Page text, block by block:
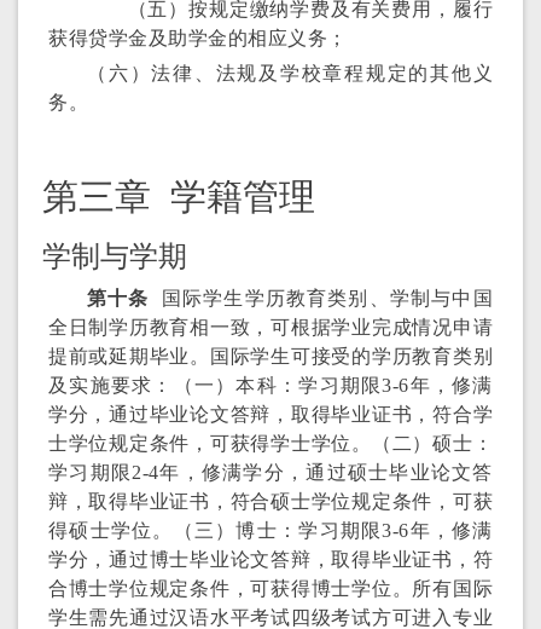
（五）按规定缴纳学费及有关费用，履行
获得贷学金及助学金的相应义务；
（六）法律、法规及学校章程规定的其他义
务。
第三章 学籍管理
学制与学期
第十条
国际学生学历教育类别、学制与中国
全日制学历教育相一致，可根据学业完成情况申请
提前或延期毕业。国际学生可接受的学历教育类别
及实施要求：（一）本科：学习期限3-6年，修满
学分，通过毕业论文答辩，取得毕业证书，符合学
士学位规定条件，可获得学士学位。（二）硕士：
学习期限2-4年，修满学分，通过硕士毕业论文答
辩，取得毕业证书，符合硕士学位规定条件，可获
得硕士学位。（三）博士：学习期限3-6年，修满
学分，通过博士毕业论文答辩，取得毕业证书，符
合博士学位规定条件，可获得博士学位。所有国际
学生需先通过汉语水平考试四级考试方可进入专业